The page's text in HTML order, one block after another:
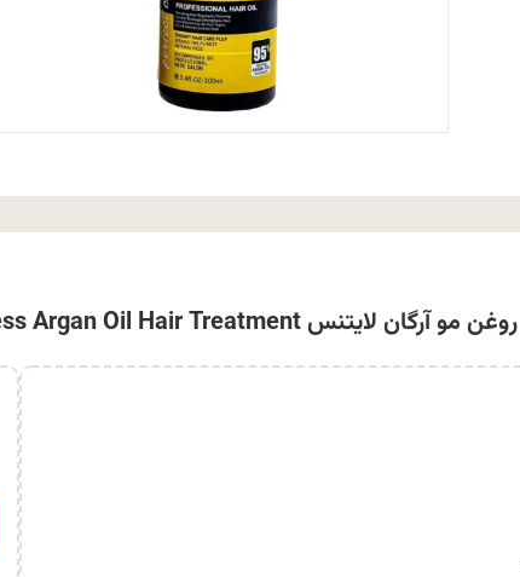
روغن مو آرگان لایتنس Lightness Argan Oil Hair Treatment